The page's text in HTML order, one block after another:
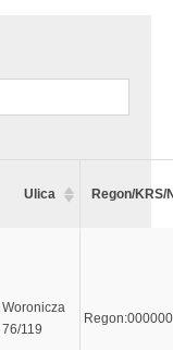
Ulica Regon/KRS/
Woronicza
76/119